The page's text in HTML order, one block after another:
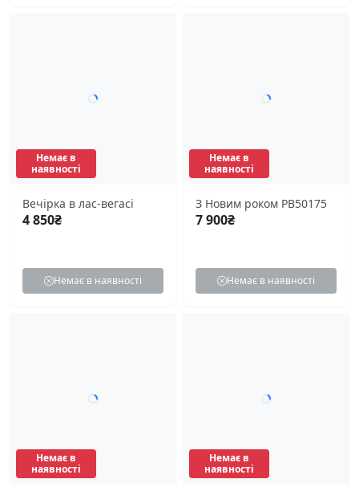
Немає в
наявності
Вечірка в лас-вегасі
4 850₴
Немає в наявності
Немає в
наявності
З Новим роком PB50175
7 900₴
Немає в наявності
Немає в
наявності
Немає в
наявності